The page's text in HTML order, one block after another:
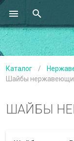
Каталог /
Шайбы
ШАЙБЫ